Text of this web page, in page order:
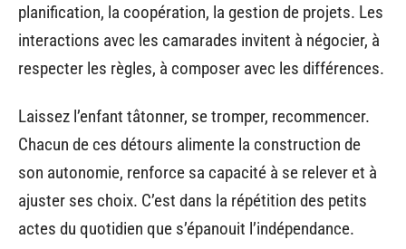
planification, la coopération, la gestion de projets. Les
interactions avec les camarades invitent à négocier, à
respecter les règles, à composer avec les différences.
Laissez l’enfant tâtonner, se tromper, recommencer.
Chacun de ces détours alimente la construction de
son autonomie, renforce sa capacité à se relever et à
ajuster ses choix. C’est dans la répétition des petits
actes du quotidien que s’épanouit l’indépendance.